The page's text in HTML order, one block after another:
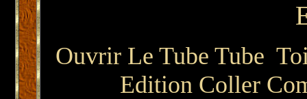
Ouvrir Le Tube Tube
Edition Coller